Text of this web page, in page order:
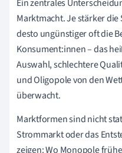
Ein zentrales
Marktmacht. Je stärker
desto ungünstiger oft die
Konsument:innen – das
Auswahl, schlechtere
und Oligopole von den
überwacht.
Marktformen sind nicht
Strommarkt oder das
zeigen: Wo Monopole